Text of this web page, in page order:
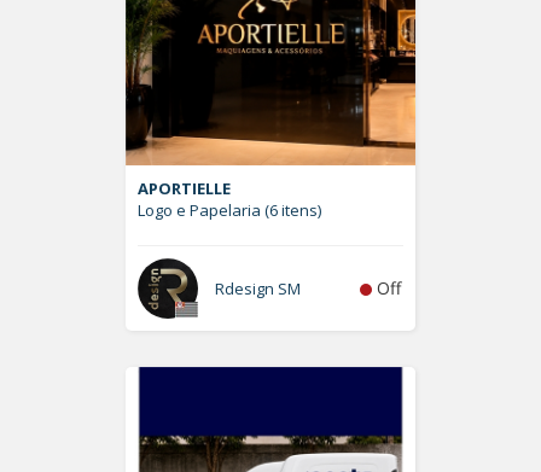
APORTIELLE
Logo e Papelaria (6 itens)
Rdesign SM Off